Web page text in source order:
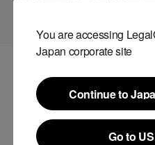
You are accessing
Japan corporate site
Continue to
Continue to
Go to
関連記事